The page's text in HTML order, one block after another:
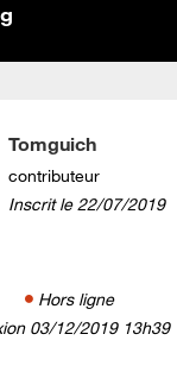
Tomguich
contributeur
Inscrit le‎22/07/2019
Hors ligne
‎03/12/2019 13h39